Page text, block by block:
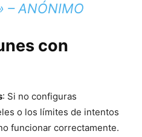
– ANÓNIMO
con
: Si no configuras
o los límites de intentos
funcionar correctamente.